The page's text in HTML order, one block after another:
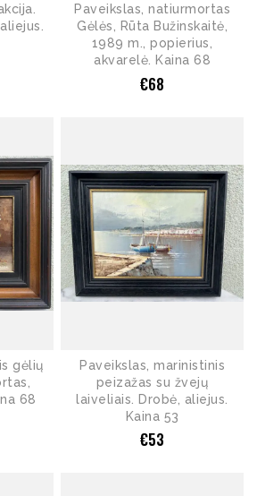
Paveikslas, natiurmortas
Gėlės, Rūta Bužinskaitė,
1989 m., popierius,
akvarelė. Kaina 68
€68
gėlių
68
Paveikslas, marinistinis
peizažas su žvejų
laiveliais. Drobė, aliejus.
Kaina 53
€53